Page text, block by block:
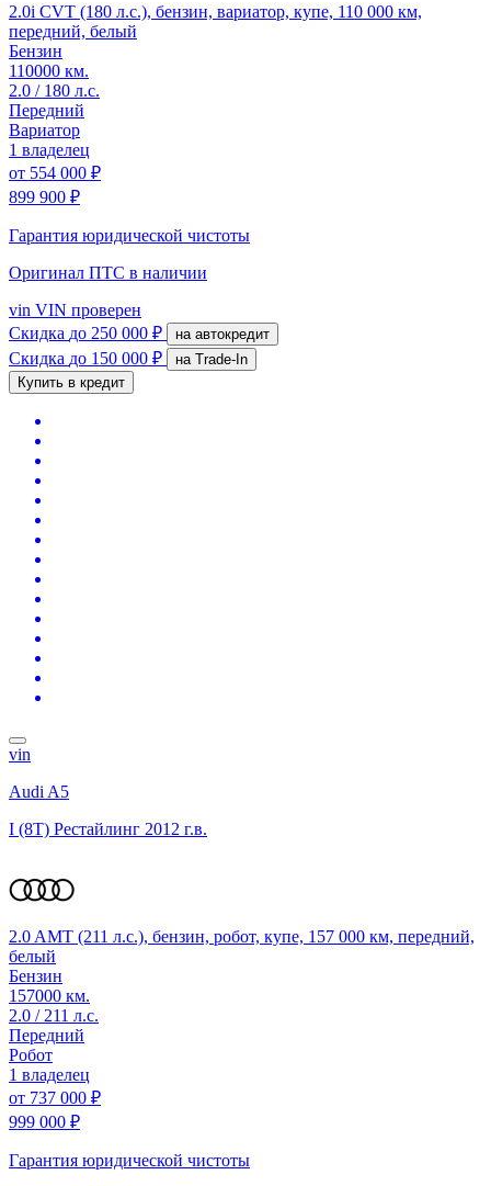
2.0i CVT (180 л.с.), бензин, вариатор, купе, 110 000 км,
передний, белый
Бензин
110000 км.
2.0 / 180 л.с.
Передний
Вариатор
1 владелец
от 554 000 ₽
899 900 ₽
Гарантия юридической чистоты
Оригинал ПТС в наличии
vin VIN проверен
Скидка до 250 000 ₽ на автокредит
Скидка до 150 000 ₽
на Trade-In
Купить в кредит
vin
Audi A5
I (8T) Рестайлинг 2012 г.в.
2.0 AMT (211 л.с.), бензин, робот, купе, 157 000 км, передний,
белый
Бензин
157000 км.
2.0 / 211 л.с.
Передний
Робот
1 владелец
от 737 000 ₽
999 000 ₽
Гарантия юридической чистоты